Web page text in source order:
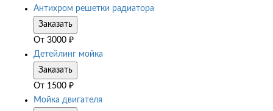
Антихром решетки радиатора
Заказать
От 3000 ₽
Детейлинг мойка
Заказать
От 1500 ₽
Мойка двигателя